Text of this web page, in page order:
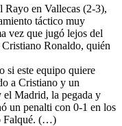
Rayo en Vallecas (2-3),
táctico muy
vez que jugó lejos del
Ronaldo, quién
si este equipo quiere
a Cristiano y un
el Madrid, la pegada y
un penalti con 0-1 en los
Falqué. (…)